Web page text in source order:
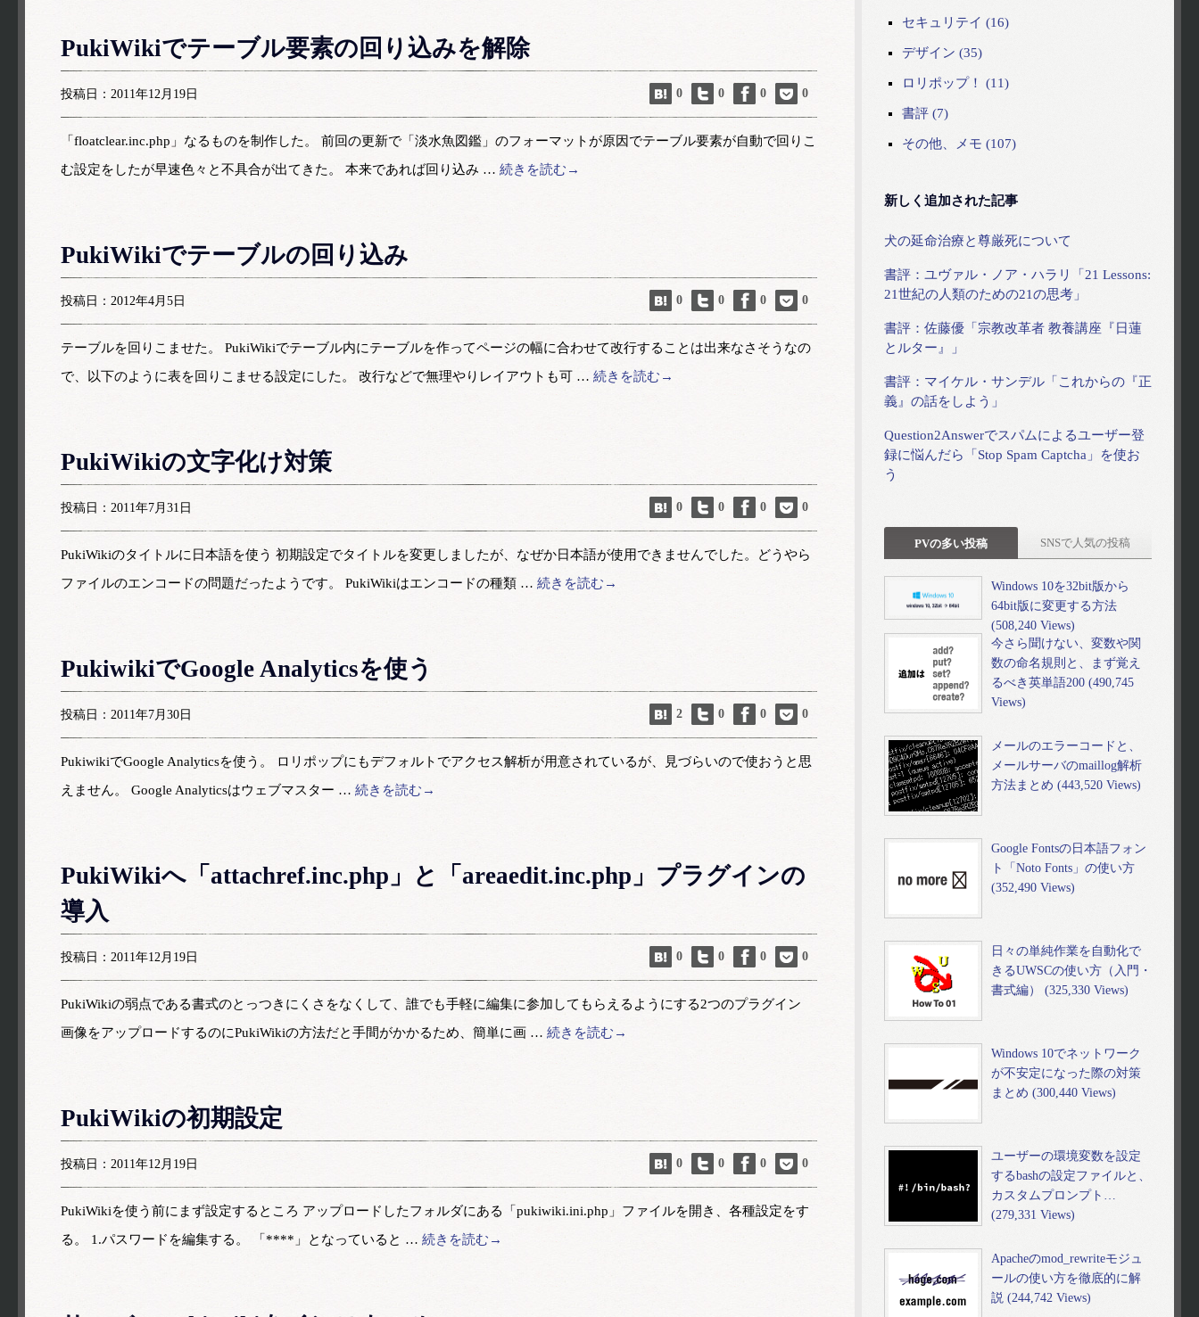
PukiWikiでテーブル要素の回り込みを解除
投稿日：2011年12月19日 0 0 0 0
「floatclear.inc.php」なるものを制作した。 前回の更新で「淡水魚図鑑」のフォーマットが原因でテーブル要素が自動で回りこ
む設定をしたが早速色々と不具合が出てきた。 本来であれば回り込み … 続きを読む→
PukiWikiでテーブルの回り込み
投稿日：2012年4月5日 0 0 0 0
テーブルを回りこませた。 PukiWikiでテーブル内にテーブルを作ってページの幅に合わせて改行することは出来なさそうなの
で、以下のように表を回りこませる設定にした。 改行などで無理やりレイアウトも可 … 続きを読む→
PukiWikiの文字化け対策
投稿日：2011年7月31日 0 0 0 0
PukiWikiのタイトルに日本語を使う 初期設定でタイトルを変更しましたが、なぜか日本語が使用できませんでした。どうやら
ファイルのエンコードの問題だったようです。 PukiWikiはエンコードの種類 … 続きを読む→
PukiwikiでGoogle Analyticsを使う
投稿日：2011年7月30日 2 0 0 0
PukiwikiでGoogle Analyticsを使う。 ロリポップにもデフォルトでアクセス解析が用意されているが、見づらいので使おうと思
えません。 Google Analyticsはウェブマスター … 続きを読む→
PukiWikiへ「attachref.inc.php」と「areaedit.inc.php」プラグインの
導入
投稿日：2011年12月19日 0 0 0 0
PukiWikiの弱点である書式のとっつきにくさをなくして、誰でも手軽に編集に参加してもらえるようにする2つのプラグイン
画像をアップロードするのにPukiWikiの方法だと手間がかかるため、簡単に画 … 続きを読む→
PukiWikiの初期設定
投稿日：2011年12月19日 0 0 0 0
PukiWikiを使う前にまず設定するところ アップロードしたフォルダにある「pukiwiki.ini.php」ファイルを開き、各種設定をす
る。 1.パスワードを編集する。 「****」となっていると … 続きを読む→
セキュリテイ (16)
デザイン (35)
ロリポップ！ (11)
書評 (7)
その他、メモ (107)
新しく追加された記事
犬の延命治療と尊厳死について
書評：ユヴァル・ノア・ハラリ「21 Lessons:
21世紀の人類のための21の思考」
書評：佐藤優「宗教改革者 教養講座『日蓮
とルター』」
書評：マイケル・サンデル「これからの『正
義』の話をしよう」
Question2Answerでスパムによるユーザー登
録に悩んだら「Stop Spam Captcha」を使お
う
PVの多い投稿 SNSで人気の投稿
Windows 10を32bit版から
64bit版に変更する方法
(508,240 Views)
今さら聞けない、変数や関
数の命名規則と、まず覚え
るべき英単語200 (490,745
Views)
メールのエラーコードと、
メールサーバのmaillog解析
方法まとめ (443,520 Views)
Google Fontsの日本語フォン
ト「Noto Fonts」の使い方
(352,490 Views)
日々の単純作業を自動化で
きるUWSCの使い方（入門・
書式編） (325,330 Views)
Windows 10でネットワーク
が不安定になった際の対策
まとめ (300,440 Views)
ユーザーの環境変数を設定
するbashの設定ファイルと、
カスタムプロンプト…
(279,331 Views)
Apacheのmod_rewriteモジュ
ールの使い方を徹底的に解
説 (244,742 Views)